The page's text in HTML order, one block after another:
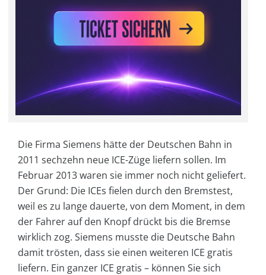
Die Firma Siemens hätte der Deutschen Bahn in
2011 sechzehn neue ICE-Züge liefern sollen. Im
Februar 2013 waren sie immer noch nicht geliefert.
Der Grund: Die ICEs fielen durch den Bremstest,
weil es zu lange dauerte, von dem Moment, in dem
der Fahrer auf den Knopf drückt bis die Bremse
wirklich zog. Siemens musste die Deutsche Bahn
damit trösten, dass sie einen weiteren ICE gratis
liefern. Ein ganzer ICE gratis – können Sie sich